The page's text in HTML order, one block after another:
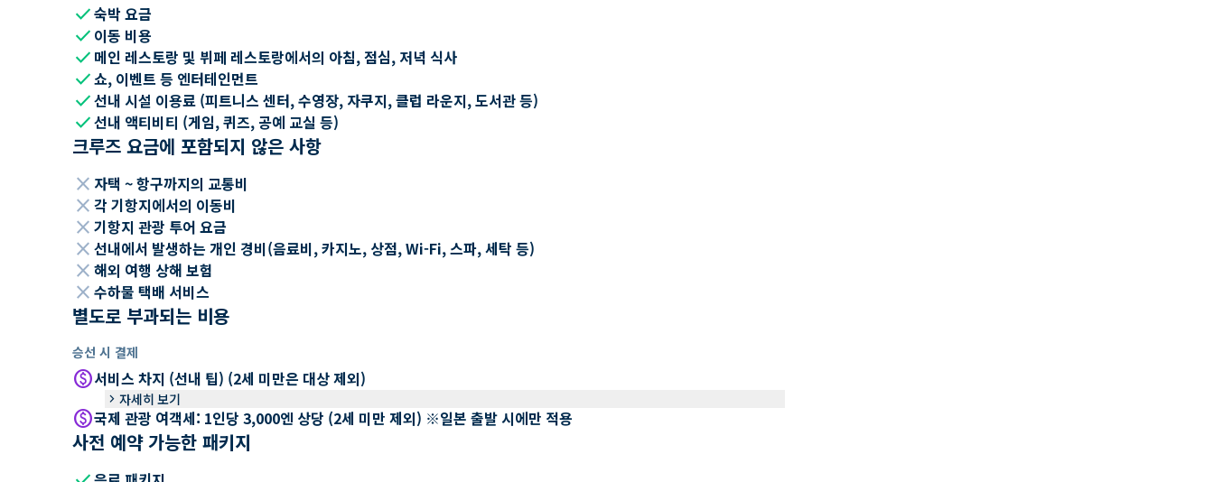
check숙박 요금
check 이동 비용
check 메인 레스토랑 및 뷔페 레스토랑에서의 아침, 점심, 저녁 식사
check쇼, 이벤트 등 엔터테인먼트
check선내 시설 이용료 (피트니스 센터, 수영장, 자쿠지, 클럽 라운지, 도서관 등)
check선내 액티비티 (게임, 퀴즈, 공예 교실 등)
크루즈 요금에 포함되지 않은 사항
close 자택 ~ 항구까지의 교통비
close 각 기항지에서의 이동비
close 기항지 관광 투어 요금
close 선내에서 발생하는 개인 경비(음료비, 카지노, 상점, Wi-Fi, 스파, 세탁 등)
close 해외 여행 상해 보험
close 수하물 택배 서비스
별도로 부과되는 비용
승선 시 결제
paid서비스 차지 (선내 팁) (2세 미만은 대상 제외)
keyboard_arrow_right 자세히 보기
paid국제 관광 여객세: 1인당 3,000엔 상당 (2세 미만 제외) ※일본 출발 시에만 적용
사전 예약 가능한 패키지